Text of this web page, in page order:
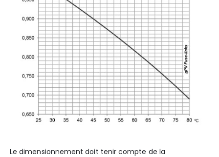
Le dimensionnement doit tenir compte de la